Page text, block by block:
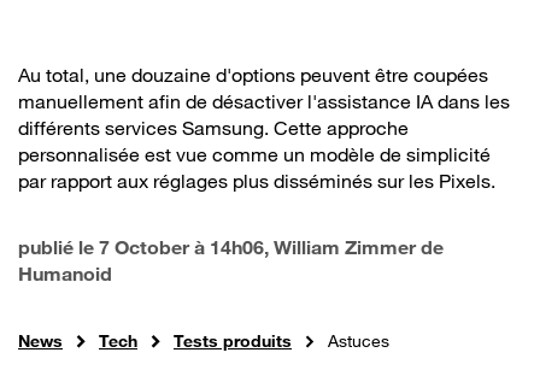
Au total, une douzaine d'options peuvent être coupées
manuellement afin de désactiver l'assistance IA dans les
différents services Samsung. Cette approche
personnalisée est vue comme un modèle de simplicité
par rapport aux réglages plus disséminés sur les Pixels.
publié le 7 October à 14h06, William Zimmer de
Humanoid
News Tech Tests produits Astuces